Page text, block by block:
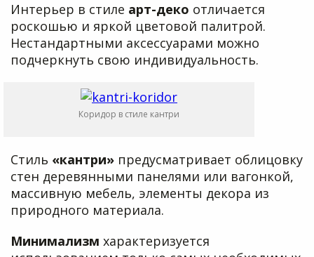
Интерьер в стиле арт-деко отличается
роскошью и яркой цветовой палитрой.
Нестандартными аксессуарами можно
подчеркнуть свою индивидуальность.
Коридор в стиле кантри
Стиль «кантри» предусматривает облицовку
стен деревянными панелями или вагонкой,
массивную мебель, элементы декора из
природного материала.
Минимализм характеризуется